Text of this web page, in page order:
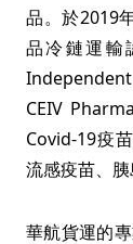
品。於2019
品冷鏈運輸
CEIV
Covid-19疫
流感疫苗、胰
華航貨運的